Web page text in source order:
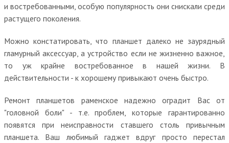
и востребованными, особую популярность они снискали среди
растущего поколения.
Можно констатировать, что планшет далеко не заурядный
гламурный аксессуар, а устройство если не жизненно важное,
то уж крайне востребованное в нашей жизни. В
действительности - к хорошему привыкают очень быстро.
Ремонт планшетов раменское надежно оградит Вас от
"головной боли" - т.е. проблем, которые гарантированно
появятся при неисправности ставшего столь привычным
планшета. Ваш любимый гаджет вдруг просто перестал